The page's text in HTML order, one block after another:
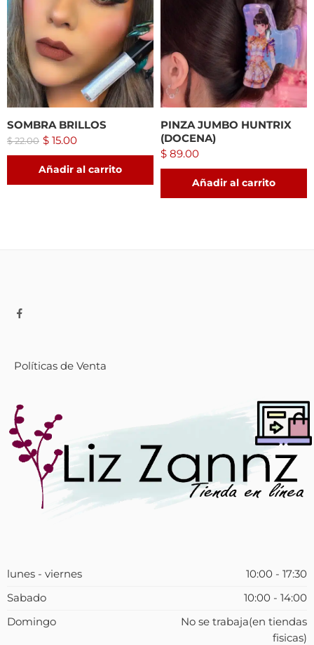
SOMBRA BRILLOS
$22.00 $ 15.00
Añadir al carrito
PINZA JUMBO HUNTRIX
(DOCENA)
$ 89.00
Añadir al carrito
Políticas de Venta
lunes - viernes
10:00 - 17:30
Sabado
10:00 - 14:00
Domingo
No se trabaja(en tiendas
fisicas)